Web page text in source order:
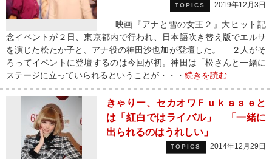
TOPICS 2019年12月3日
映画『アナと雪の女王２』大ヒット記
念イベントが２日、東京都内で行われ、日本語吹き替え版でエルサ
を演じた松たか子と、アナ役の神田沙也加が登壇した。 ２人がそ
ろってイベントに登壇するのは今回が初。神田は「松さんと一緒に
ステージに立っていられるということが・・・ 続きを読む
きゃりー、セカオワＦｕｋａｓｅと
は「紅白ではライバル」 「一緒に
出られるのはうれしい」
TOPICS 2014年12月29日